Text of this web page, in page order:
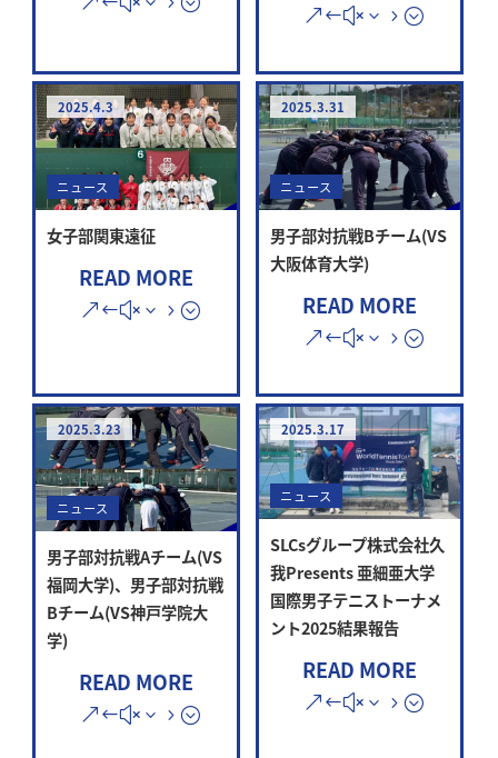
2025.4.3
ニュース
女子部関東遠征
READ MORE
2025.3.31
ニュース
男子部対抗戦Bチーム(VS
大阪体育大学)
READ MORE
2025.3.23
ニュース
男子部対抗戦Aチーム(VS
福岡大学)、男子部対抗戦
Bチーム(VS神戸学院大
学)
READ MORE
2025.3.17
ニュース
SLCsグループ株式会社久
我Presents 亜細亜大学
国際男子テニストーナメ
ント2025結果報告
READ MORE